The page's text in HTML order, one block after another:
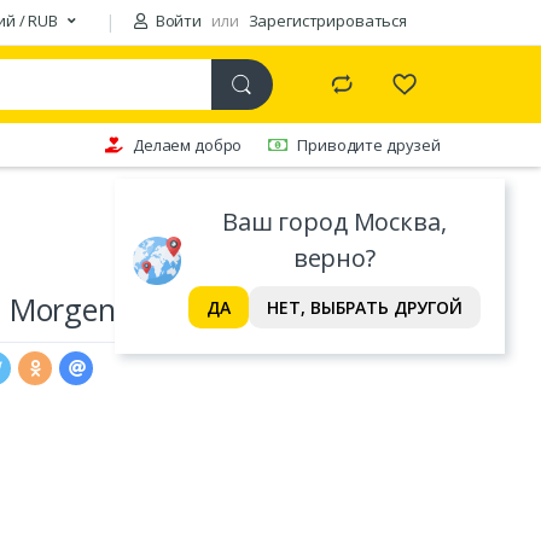
/ RUB Войти или Зарегистрироваться
Ваш город Москва,
верно?
ДА НЕТ, ВЫБРАТЬ ДРУГОЙ
Делаем добро Приводите друзей